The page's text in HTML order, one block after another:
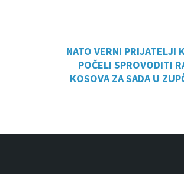
NATO VERNI PRIJATELJI
POČELI SPROVODITI
KOSOVA ZA SADA U